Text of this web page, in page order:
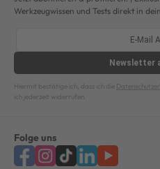
Werkzeugwissen und Tests direkt in
Newsletter
Hiermit bestätige ich, dass ich die
ich jederzeit widerrufen.
Folge uns